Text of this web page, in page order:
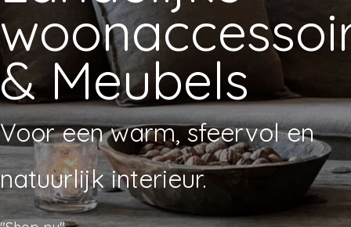
& Meubels
Voor een warm, sfeervol en
natuurlijk interieur.